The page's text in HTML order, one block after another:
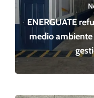
ENERGUATE
medio